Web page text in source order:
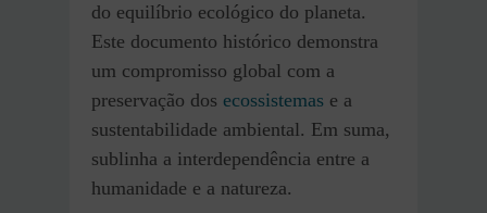
do equilíbrio ecológico do planeta.
Este documento histórico demonstra
um compromisso global com a
preservação dos ecossistemas e a
sustentabilidade ambiental. Em suma,
sublinha a interdependência entre a
humanidade e a natureza.